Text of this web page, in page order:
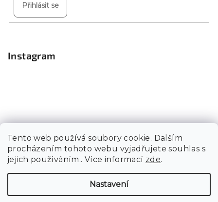
Tento web používá soubory cookie. Dalším
procházením tohoto webu vyjadřujete souhlas s
jejich používáním.. Více informací zde.
Nastavení
Přihlásit se
Instagram
Sledovat na Instagramu